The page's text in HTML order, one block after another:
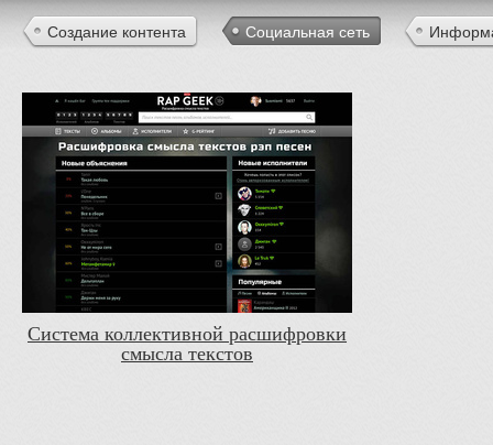
Создание контента Социальная сеть
Система коллективной расшифровки
смысла текстов